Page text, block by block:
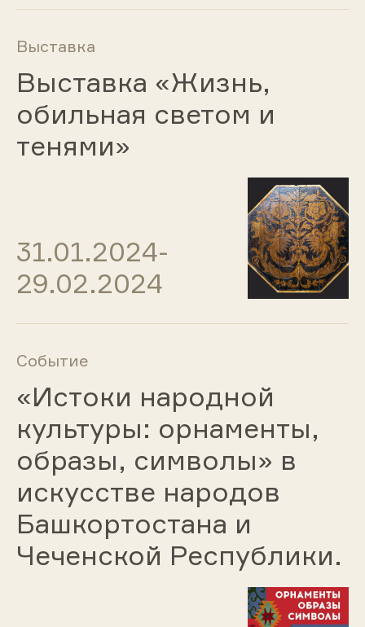
Выставка
Выставка «Жизнь,
обильная светом и
тенями»
31.01.2024-
29.02.2024
Событие
«Истоки народной
культуры: орнаменты,
образы, символы» в
искусстве народов
Башкортостана и
Чеченской Республики.